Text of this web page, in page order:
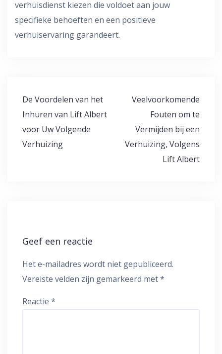
verhuisdienst kiezen die voldoet aan jouw
specifieke behoeften en een positieve
verhuiservaring garandeert.
Bericht
navigatie
De Voordelen van het
Inhuren van Lift Albert
voor Uw Volgende
Verhuizing
Veelvoorkomende
Fouten om te
Vermijden bij een
Verhuizing, Volgens
Lift Albert
Geef een reactie
Het e-mailadres wordt niet gepubliceerd.
Vereiste velden zijn gemarkeerd met*
Reactie *